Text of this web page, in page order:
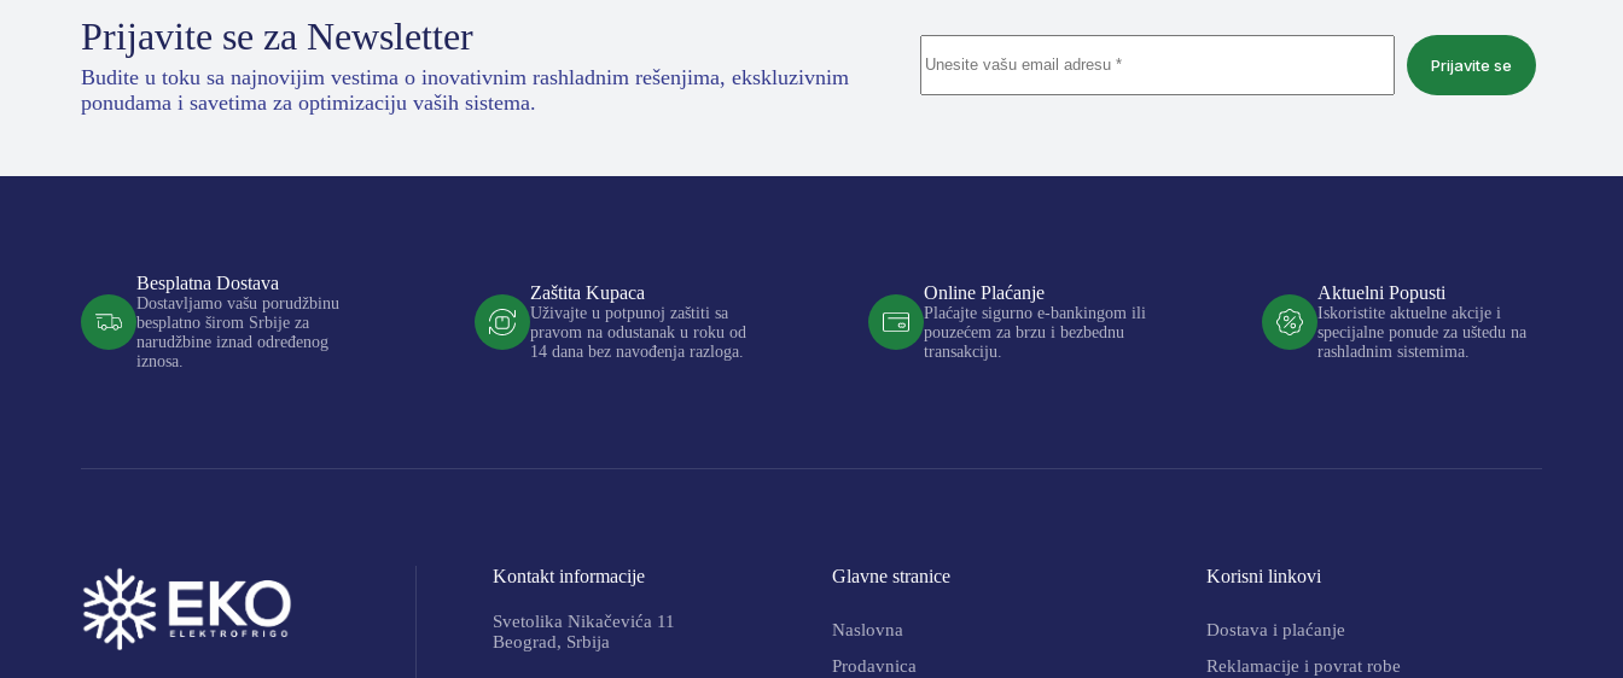
Prijavite se za Newsletter
Budite u toku sa najnovijim vestima o inovativnim rashladnim rešenjima, ekskluzivnim
ponudama i savetima za optimizaciju vaših sistema.
Prijavite se
Besplatna Dostava
Dostavljamo vašu porudžbinu
besplatno širom Srbije za
narudžbine iznad određenog
iznosa.
Zaštita Kupaca
Uživajte u potpunoj zaštiti sa
pravom na odustanak u roku od
14 dana bez navođenja razloga.
Online Plaćanje
Plaćajte sigurno e-bankingom ili
pouzećem za brzu i bezbednu
transakciju.
Aktuelni Popusti
Iskoristite aktuelne akcije i
specijalne ponude za uštedu na
rashladnim sistemima.
Kontakt informacije
Svetolika Nikačevića 11
Beograd, Srbija
Glavne stranice
Naslovna
Prodavnica
Korisni linkovi
Dostava i plaćanje
Reklamacije i povrat robe